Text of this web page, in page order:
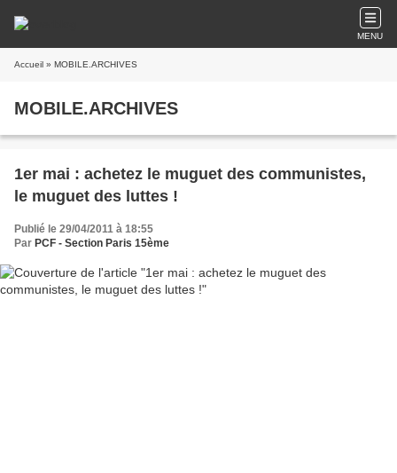
MENU
Accueil » MOBILE.ARCHIVES
MOBILE.ARCHIVES
1er mai : achetez le muguet des communistes,
le muguet des luttes !
Publié le 29/04/2011 à 18:55
Par PCF - Section Paris 15ème